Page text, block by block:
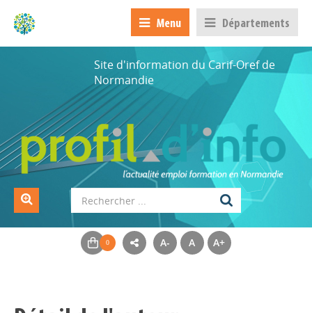
Menu Départements
Site d'information du Carif-Oref de
Normandie
A- A A+